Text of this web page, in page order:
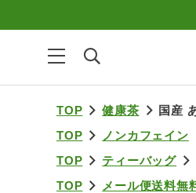
TOP 健康茶
国産
TOP
ノンカフェイン
TOP
ティーバッグ
TOP
メール便送料無